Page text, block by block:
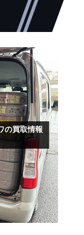
の買取情報